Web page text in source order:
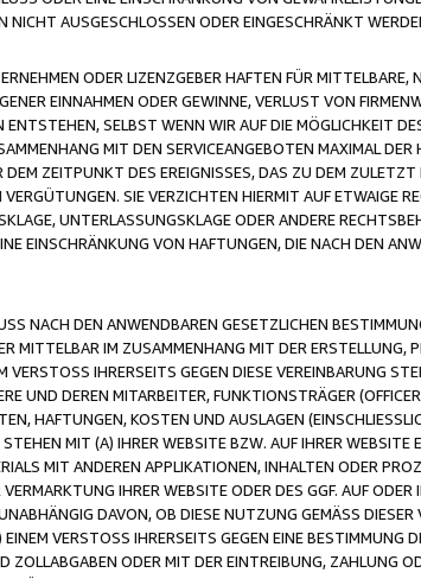
AUSGESCHLOSSEN ODER EINGESCHRÄNKT
ODER LIZENZGEBER HAFTEN FÜR
EINNAHMEN ODER GEWINNE, VERLUST VON
SELBST WENN WIR AUF DIE MÖGLICHKEIT
MIT DEN SERVICEANGEBOTEN MAXIMAL
ZEITPUNKT DES EREIGNISSES, DAS ZU DEM
SIE VERZICHTEN HIERMIT AUF ETWAIGE
UNTERLASSUNGSKLAGE ODER ANDERE
EINSCHRÄNKUNG VON HAFTUNGEN, DIE NACH DEN
NACH DEN ANWENDBAREN GESETZLICHEN
MITTELBAR IM ZUSAMMENHANG MIT DER ERSTELLUNG,
IHRERSEITS GEGEN DIESE VEREINBARUNG
UND DEREN MITARBEITER, FUNKTIONSTRÄGER
HAFTUNGEN, KOSTEN UND AUSLAGEN
MIT (A) IHRER WEBSITE BZW. AUF IHRER WEBSITE
MIT ANDEREN APPLIKATIONEN, INHALTEN ODER
IHRER WEBSITE ODER DES GGF. AUF
DAVON, OB DIESE NUTZUNG GEMÄSS
VERSTOSS IHRERSEITS GEGEN EINE BESTIMMUNG
ZOLLABGABEN ODER MIT DER EINTREIBUNG, ZAHLUNG